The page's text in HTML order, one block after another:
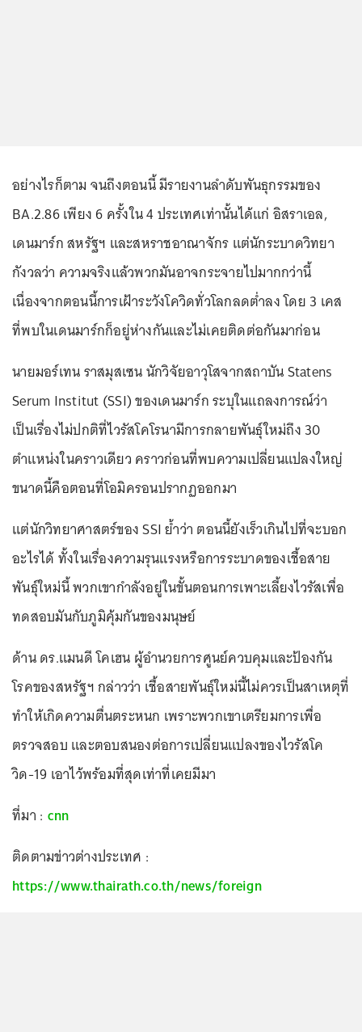
อย่างไรก็ตาม จนถึงตอนนี้ มีรายงานลำดับพันธุกรรมของ
BA.2.86 เพียง 6 ครั้งใน 4 ประเทศเท่านั้นได้แก่ อิสราเอล,
เดนมาร์ก สหรัฐฯ และสหราชอาณาจักร แต่นักระบาดวิทยา
กังวลว่า ความจริงแล้วพวกมันอาจกระจายไปมากกว่านี้
เนื่องจากตอนนี้การเฝ้าระวังโควิดทั่วโลกลดต่ำลง โดย 3 เคส
ที่พบในเดนมาร์กก็อยู่ห่างกันและไม่เคยติดต่อกันมาก่อน
นายมอร์เทน ราสมุสเซน นักวิจัยอาวุโสจากสถาบัน Statens
Serum Institut (SSI) ของเดนมาร์ก ระบุในแถลงการณ์ว่า
เป็นเรื่องไม่ปกติที่ไวรัสโคโรนามีการกลายพันธุ์ใหม่ถึง 30
ตำแหน่งในคราวเดียว คราวก่อนที่พบความเปลี่ยนแปลงใหญ่
ขนาดนี้คือตอนที่โอมิครอนปรากฏออกมา
แต่นักวิทยาศาสตร์ของ SSI ย้ำว่า ตอนนี้ยังเร็วเกินไปที่จะบอก
อะไรได้ ทั้งในเรื่องความรุนแรงหรือการระบาดของเชื้อสาย
พันธุ์ใหม่นี้ พวกเขากำลังอยู่ในขั้นตอนการเพาะเลี้ยงไวรัสเพื่อ
ทดสอบมันกับภูมิคุ้มกันของมนุษย์
ด้าน ดร.แมนดี โคเฮน ผู้อำนวยการศูนย์ควบคุมและป้องกัน
โรคของสหรัฐฯ กล่าวว่า เชื้อสายพันธุ์ใหม่นี้ไม่ควรเป็นสาเหตุที่
ทำให้เกิดความตื่นตระหนก เพราะพวกเขาเตรียมการเพื่อ
ตรวจสอบ และตอบสนองต่อการเปลี่ยนแปลงของไวรัสโค
วิด-19 เอาไว้พร้อมที่สุดเท่าที่เคยมีมา
ที่มา : cnn
ติดตามข่าวต่างประเทศ :
https://www.thairath.co.th/news/foreign